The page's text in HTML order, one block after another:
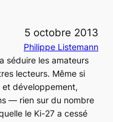
5 octobre 2013
Philippe Listemann
séduire les amateurs
lecteurs. Même si
et développement,
― rien sur du nombre
le Ki-27 a cessé